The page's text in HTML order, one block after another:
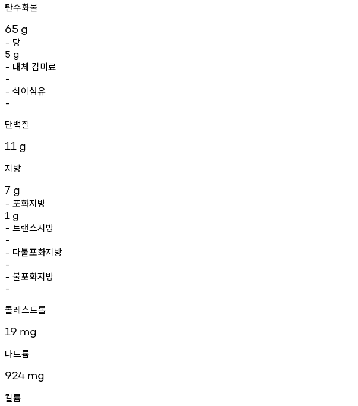
탄수화물
65 g
- 당
5 g
- 대체 감미료
-
- 식이섬유
-
단백질
11 g
지방
7 g
- 포화지방
1 g
- 트랜스지방
-
- 다불포화지방
-
- 불포화지방
-
콜레스트롤
19 mg
나트륨
924 mg
칼륨